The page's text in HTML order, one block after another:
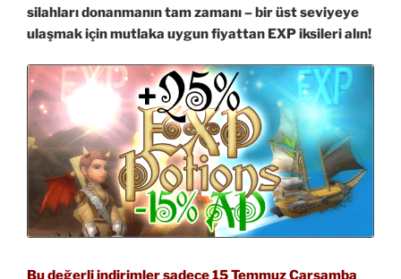
silahları donanmanın tam zamanı – bir üst seviyeye
ulaşmak için mutlaka uygun fiyattan EXP iksileri alın!
Bu değerli indirimler sadece 15 Temmuz Çarşamba